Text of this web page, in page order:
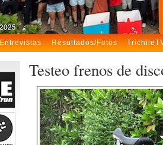
Entrevistas Resultados/Fotos
Testeo frenos de